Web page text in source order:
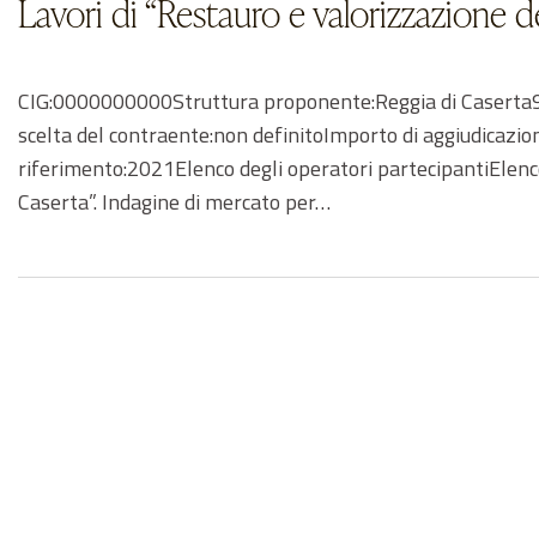
Lavori di “Restauro e valorizzazione
CIG:0000000000Struttura proponente:Reggia di
scelta del contraente:non definitoImporto di
riferimento:2021Elenco degli operatori
Caserta”. Indagine di mercato per…